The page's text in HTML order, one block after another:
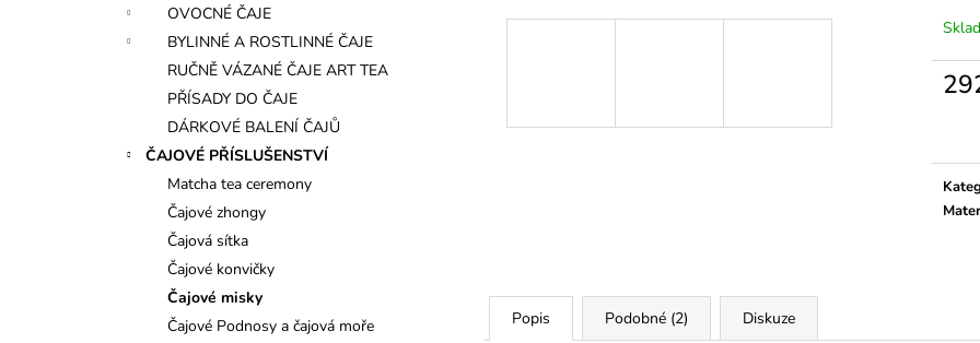
OVOCNÉ ČAJE
BYLINNÉ A ROSTLINNÉ ČAJE
RUČNĚ VÁZANÉ ČAJE ART TEA
PŘÍSADY DO ČAJE
DÁRKOVÉ BALENÍ ČAJŮ
ČAJOVÉ PŘÍSLUŠENSTVÍ
Matcha tea ceremony
Čajové zhongy
Čajová sítka
Čajové konvičky
Čajové misky
Čajové Podnosy a čajová moře
Popis Podobné (2) Diskuze